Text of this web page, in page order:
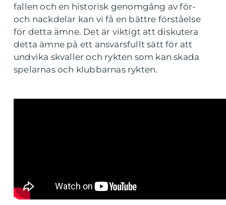
fallen och en historisk genomgång av för-
och nackdelar kan vi få en bättre förståelse
för detta ämne. Det är viktigt att diskutera
detta ämne på ett ansvarsfullt sätt för att
undvika skvaller och rykten som kan skada
spelarnas och klubbarnas rykten.